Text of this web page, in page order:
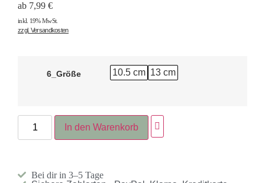
ab 7,99 €
inkl. 19% MwSt.
zzgl. Versandkosten
6_Größe 10.5 cm 13 cm
In den Warenkorb
Bei dir in 3–5 Tage